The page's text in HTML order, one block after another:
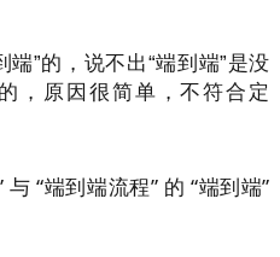
”的，说不出“端到端”是没
，原因很简单，不符合定
“端到端流程” 的 “端到端”